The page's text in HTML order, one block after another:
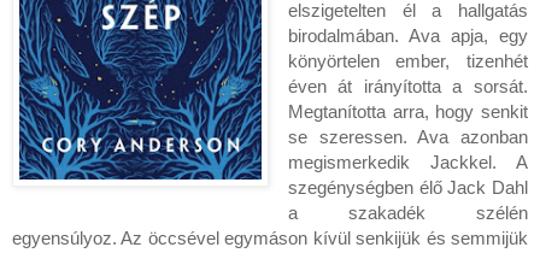
elszigetelten él a hallgatás
birodalmában. Ava apja, egy
könyörtelen ember, tizenhét
éven át irányította a sorsát.
Megtanította arra, hogy senkit
se szeressen. Ava azonban
megismerkedik Jackkel. A
szegénységben élő Jack Dahl
a szakadék szélén
egyensúlyoz. Az öccsével egymáson kívül senkijük és semmijük